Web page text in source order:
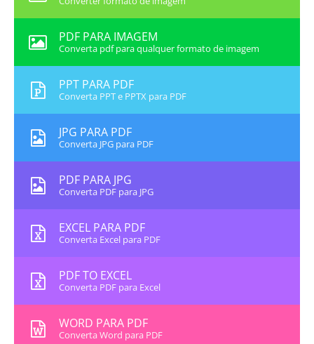
PDF PARA IMAGEM
Converta pdf para qualquer formato de imagem
PPT PARA PDF
Converta PPT e PPTX para PDF
JPG PARA PDF
Converta JPG para PDF
PDF PARA JPG
Converta PDF para JPG
EXCEL PARA PDF
Converta Excel para PDF
PDF TO EXCEL
Converta PDF para Excel
WORD PARA PDF
Converta Word para PDF